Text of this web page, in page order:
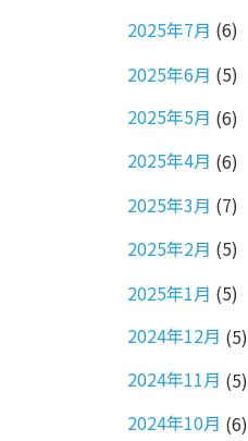
2025年7月 (6)
2025年6月 (5)
2025年5月 (6)
2025年4月 (6)
2025年3月 (7)
2025年2月 (5)
2025年1月 (5)
2024年12月 (5)
2024年11月 (5)
2024年10月 (6)